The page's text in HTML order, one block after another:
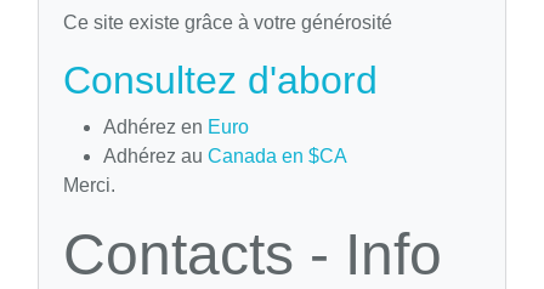
Ce site existe grâce à votre générosité
Consultez d'abord
Adhérez en Euro
Adhérez au Canada en $CA
Merci.
Contacts - Info